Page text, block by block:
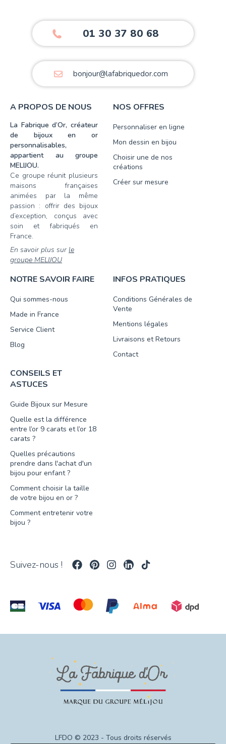
01 30 37 80 68
bonjour@lafabriquedor.com
A PROPOS DE NOUS
La Fabrique d’Or, créateur
de bijoux en or
personnalisables,
appartient au groupe
MELIJOU.
Ce groupe réunit plusieurs
maisons françaises
animées par la même
passion : offrir des bijoux
d’exception, conçus avec
soin et fabriqués en
France.
En savoir plus sur le
groupe MELIJOU
NOS OFFRES
Personnaliser en ligne
Mon dessin en bijou
Choisir une de nos
créations
Créer sur mesure
NOTRE SAVOIR FAIRE
Qui sommes-nous
Made in France
Service Client
Blog
INFOS PRATIQUES
Conditions Générales de
Vente
Mentions légales
Livraisons et Retours
Contact
CONSEILS ET
ASTUCES
Guide Bijoux sur Mesure
Quelle est la différence
entre l’or 9 carats et l’or 18
carats ?
Quelles précautions
prendre dans l'achat d'un
bijou pour enfant ?
Comment choisir la taille
de votre bijou en or ?
Comment entretenir votre
bijou ?
Suivez-nous !
LFDO © 2023 - Tous droits réservés